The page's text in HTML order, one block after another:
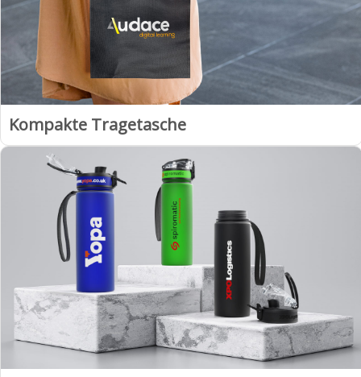
Kompakte Tragetasche